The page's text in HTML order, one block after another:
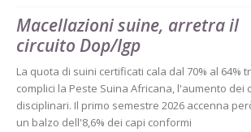
Macellazioni suine, arretra il
circuito Dop/Igp
La quota di suini certificati cala dal 70% al 64%
complici la Peste Suina Africana, l'aumento dei
disciplinari. Il primo semestre 2026 accenna
un balzo dell'8,6% dei capi conformi